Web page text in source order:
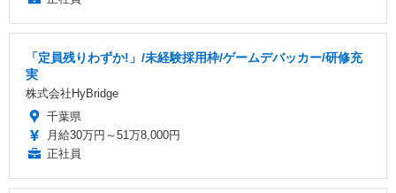
「定員残りわずか!」/未経験採用枠/ゲームデバッカー/研修充
実
株式会社HyBridge
千葉県
月給30万円～51万8,000円
正社員